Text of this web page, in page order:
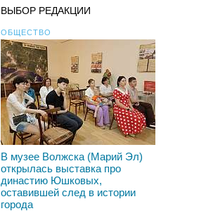
ВЫБОР РЕДАКЦИИ
ОБЩЕСТВО
В музее Волжска (Марий Эл)
открылась выставка про
династию Юшковых,
оставившей след в истории
города